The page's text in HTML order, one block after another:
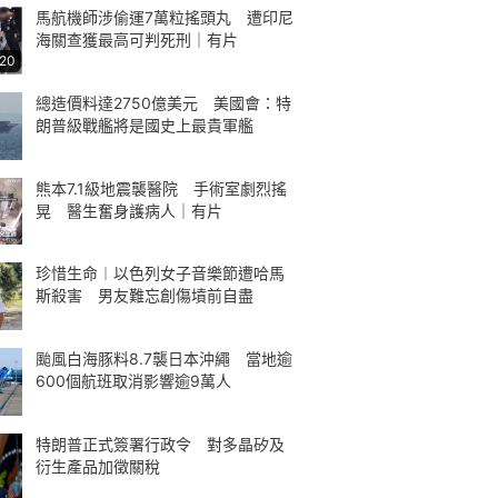
馬航機師涉偷運7萬粒搖頭丸 遭印尼
海關查獲最高可判死刑｜有片
總造價料達2750億美元 美國會：特
朗普級戰艦將是國史上最貴軍艦
熊本7.1級地震襲醫院 手術室劇烈搖
晃 醫生奮身護病人｜有片
珍惜生命︱以色列女子音樂節遭哈馬
斯殺害 男友難忘創傷墳前自盡
颱風白海豚料8.7襲日本沖繩 當地逾
600個航班取消影響逾9萬人
特朗普正式簽署行政令 對多晶矽及
衍生產品加徵關稅